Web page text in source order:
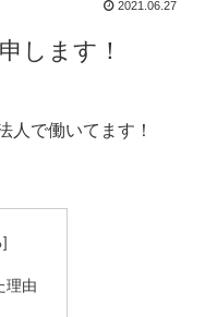
2021.06.27
します！
人で働いてます！
理由